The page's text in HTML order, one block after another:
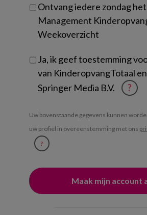
Ontvang iedere zondag het
Management
Weekoverzicht
Ja, ik geef toestemming
van KinderopvangTotaal en
Springer Media B.V.
?
Uw bovenstaande gegevens kunnen
uw profiel in overeenstemming met ons
?